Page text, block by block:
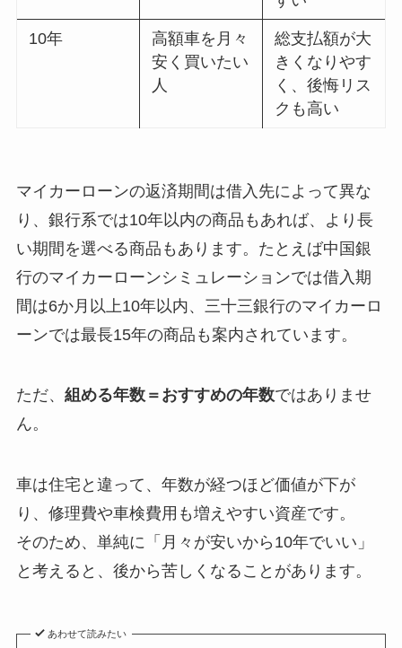
10年
高額車を月々
安く買いたい
人
総支払額が大
きくなりやす
く、後悔リス
クも高い
マイカーローンの返済期間は借入先によって異な
り、銀行系では10年以内の商品もあれば、より長
い期間を選べる商品もあります。たとえば中国銀
行のマイカーローンシミュレーションでは借入期
間は6か月以上10年以内、三十三銀行のマイカーロ
ーンでは最長15年の商品も案内されています。
ただ、 組める年数＝おすすめの年数ではありませ
ん。
車は住宅と違って、年数が経つほど価値が下が
り、修理費や車検費用も増えやすい資産です。
そのため、単純に「月々が安いから10年でいい」
と考えると、後から苦しくなることがあります。
あわせて読みたい